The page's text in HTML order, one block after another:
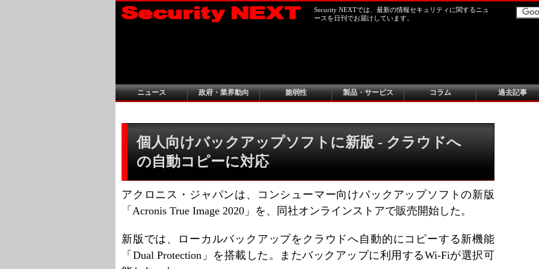
Security NEXTでは、最新の情報セキュリティに関するニュ
ースを日刊でお届けしています。
ニュース 政府・業界動向 脆弱性 製品・サービス コラム 過去記事
個人向けバックアップソフトに新版 - クラウドへ
の自動コピーに対応
アクロニス・ジャパンは、コンシューマー向けバックアップソフトの新版
「Acronis True Image 2020」を、同社オンラインストアで販売開始した。
新版では、ローカルバックアップをクラウドへ自動的にコピーする新機能
「Dual Protection」を搭載した。またバックアップに利用するWi-Fiが選択可